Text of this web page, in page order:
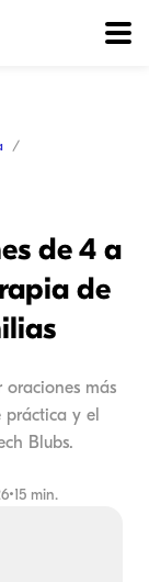
de 4 a
de
más
práctica y el
Blubs.
•15 min.